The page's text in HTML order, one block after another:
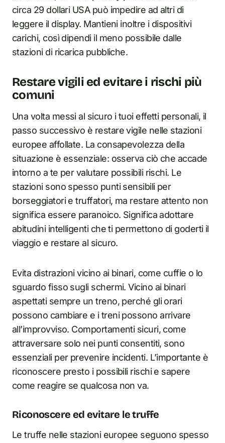
circa 29 dollari USA può impedire ad altri di
leggere il display. Mantieni inoltre i dispositivi
carichi, così dipendi il meno possibile dalle
stazioni di ricarica pubbliche.
Restare vigili ed evitare i rischi più
comuni
Una volta messi al sicuro i tuoi effetti personali, il
passo successivo è restare vigile nelle stazioni
europee affollate. La consapevolezza della
situazione è essenziale: osserva ciò che accade
intorno a te per valutare possibili rischi. Le
stazioni sono spesso punti sensibili per
borseggiatori e truffatori, ma restare attento non
significa essere paranoico. Significa adottare
abitudini intelligenti che ti permettono di goderti il
viaggio e restare al sicuro.
Evita distrazioni vicino ai binari, come cuffie o lo
sguardo fisso sugli schermi. Vicino ai binari
aspettati sempre un treno, perché gli orari
possono cambiare e i treni possono arrivare
all’improvviso. Comportamenti sicuri, come
attraversare solo nei punti consentiti, sono
essenziali per prevenire incidenti. L’importante è
riconoscere presto i possibili rischi e sapere
come reagire se qualcosa non va.
Riconoscere ed evitare le truffe
Le truffe nelle stazioni europee seguono spesso